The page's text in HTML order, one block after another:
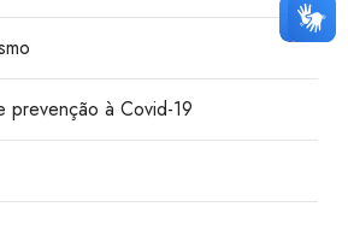
prevenção à Covid-19